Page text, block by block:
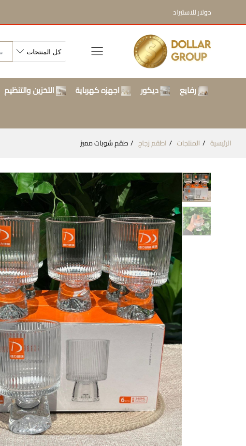
دولار للاستيراد
رفايع ديكور اجهزه كهرباية التخزين والتنظيم
الرئيسية المنتجات اطقم زجاج طقم شوبات مميز